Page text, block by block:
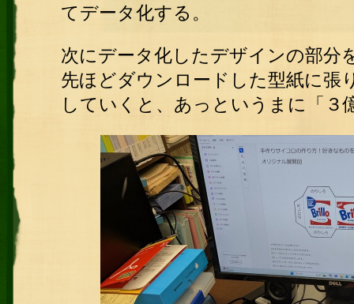
てデータ化する。
次にデータ化したデザインの部分
先ほどダウンロードした型紙に張
していくと、あっというまに「３